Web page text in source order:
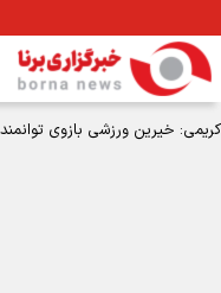
کریمی: خیرین ورزشی بازوی